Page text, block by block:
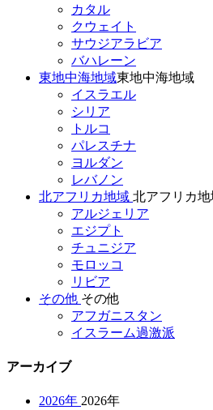
カタル
クウェイト
サウジアラビア
バハレーン
東地中海地域東地中海地域
イスラエル
シリア
トルコ
パレスチナ
ヨルダン
レバノン
北アフリカ地域 北アフリカ地
アルジェリア
エジプト
チュニジア
モロッコ
リビア
その他 その他
アフガニスタン
イスラーム過激派
アーカイブ
2026年 2026年